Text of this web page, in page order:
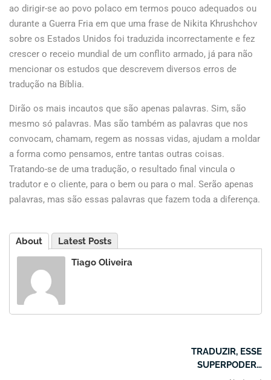
ao dirigir-se ao povo polaco em termos pouco adequados ou
durante a Guerra Fria em que uma frase de Nikita Khrushchov
sobre os Estados Unidos foi traduzida incorrectamente e fez
crescer o receio mundial de um conflito armado, já para não
mencionar os estudos que descrevem diversos erros de
tradução na Bíblia.
Dirão os mais incautos que são apenas palavras. Sim, são
mesmo só palavras. Mas são também as palavras que nos
convocam, chamam, regem as nossas vidas, ajudam a moldar
a forma como pensamos, entre tantas outras coisas.
Tratando-se de uma tradução, o resultado final vincula o
tradutor e o cliente, para o bem ou para o mal. Serão apenas
palavras, mas são essas palavras que fazem toda a diferença.
About
Latest Posts
Tiago Oliveira
TRADUZIR, ESSE
SUPERPODER…